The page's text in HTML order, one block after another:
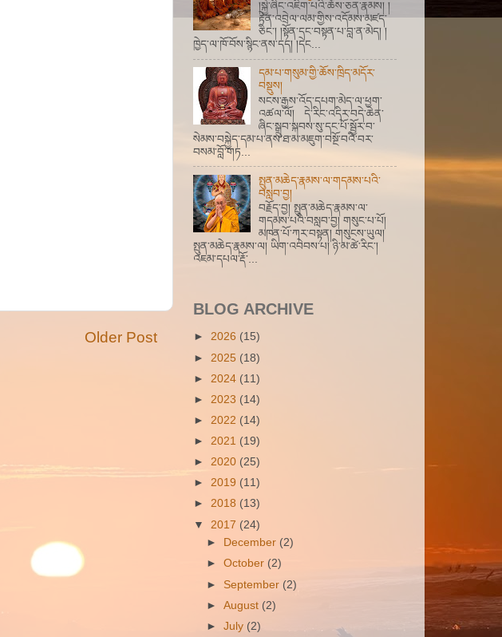
Older Post
།སྐྱེ་ཞིང་འཇིག་པའི་ཆོས་ཅན་རྣམས། །
རྟེན་འབྲེལ་ལམ་གྱིས་འདོམས་མཛད་
ཅིང་། །སྟོན་དང་བསྟན་པ་བླ་ན་མེད། །
ཁྱེད་ལ་ཁོ་བོས་སྙིང་ནས་དད། །དེང...
དམ་པ་གསུམ་གྱི་ཆོས་ཁྲིད་མདོར་
བསྡུས།
སངས་རྒྱས་འོད་དཔག་མེད་ལ་ཕྱག་
འཚལ་ལོ། དེ་རིང་འདིར་བདེ་ཆེན་
ཞིང་སྒྲུབ་སྐབས་སུ་དང་པོ་སྦྱོར་བ་
སེམས་བསྐྱེད་དམ་པ་ནས་ཐ་མ་མཇུག་བསྔོ་བའི་བར་
བསམ་བློ་གཏ...
སྤུན་མཆེད་རྣམས་ལ་གདམས་པའི་
བསླབ་བྱ།
བརྗོད་བྱ། སྤུན་མཆེད་རྣམས་ལ་
གདམས་པའི་བསླབ་བྱ། གསུང་པ་པོ།
མཁན་པོ་ཀར་བསྟན། གསུངས་ཡུལ།
སྤུན་མཆེད་རྣམས་ལ། ཡིག་འབེབས་པ། ཉི་མ་ཚེ་རིང་།
འཇམ་དཔལ་རྡོ་...
BLOG ARCHIVE
► 2026 (15)
► 2025 (18)
► 2024 (11)
► 2023 (14)
► 2022 (14)
► 2021 (19)
► 2020 (25)
► 2019 (11)
► 2018 (13)
▼ 2017 (24)
►
December (2)
►October (2)
► September (2)
►August (2)
►July (2)